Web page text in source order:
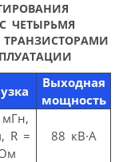
ЧЕТЫРЬМЯ
Выходная
мощность
R =
88 кВ·А